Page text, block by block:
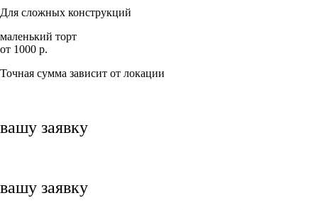
Для сложных конструкций
маленький торт
от 1000 р.
Точная сумма зависит от локации
вашу заявку
вашу заявку